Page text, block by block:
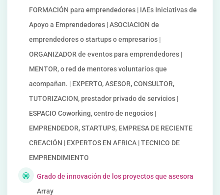
FORMACIÓN para emprendedores | IAEs Iniciativas de
Apoyo a Emprendedores | ASOCIACION de
emprendedores o startups o empresarios |
ORGANIZADOR de eventos para emprendedores |
MENTOR, o red de mentores voluntarios que
acompañan. | EXPERTO, ASESOR, CONSULTOR,
TUTORIZACION, prestador privado de servicios |
ESPACIO Coworking, centro de negocios |
EMPRENDEDOR, STARTUPS, EMPRESA DE RECIENTE
CREACIÓN | EXPERTOS EN AFRICA | TECNICO DE
EMPRENDIMIENTO
Grado de innovación de los proyectos que asesora
Array